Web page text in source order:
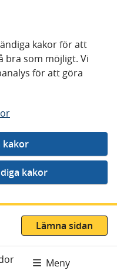
kakor för att
bra som möjligt. Vi
för att göra
Lämna sidan
Meny